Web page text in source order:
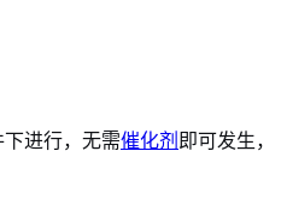
进行，无需催化剂即可发生，